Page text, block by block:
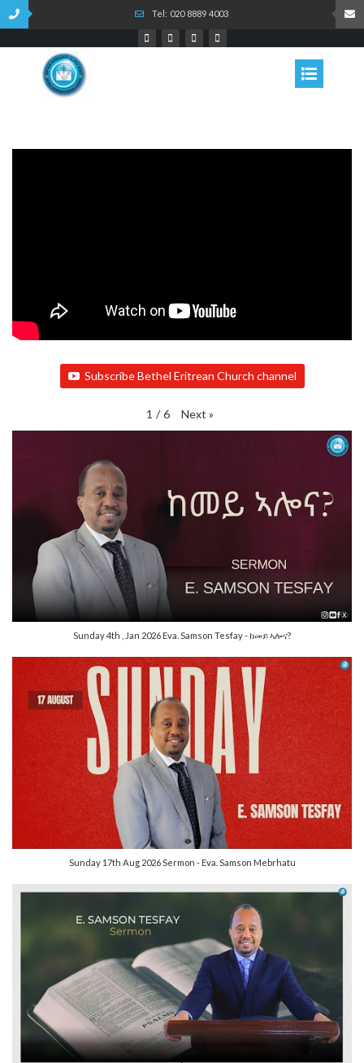
Tel: 020 8889 4003
Subscribe Bethel Eritrean Church channel
1 / 6 Next »
Sunday 4th , Jan 2026 Eva. Samson Tesfay - ከመይ ኣሎና?
Sunday 17th Aug 2026 Sermon - Eva. Samson Mebrhatu